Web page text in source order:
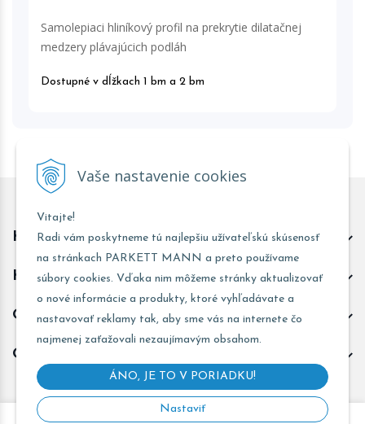
Vaše nastavenie cookies
Vitajte!
Radi vám poskytneme tú najlepšiu užívateľskú skúsenosť
na stránkach PARKETT MANN a preto používame
súbory cookies. Vďaka nim môžeme stránky aktualizovať
o nové informácie a produkty, ktoré vyhľadávate a
nastavovať reklamy tak, aby sme vás na internete čo
najmenej zaťažovali nezaujímavým obsahom.
ÁNO, JE TO V PORIADKU!
Nastaviť
Samolepiaci hliníkový profil na prekrytie dilatačnej
medzery plávajúcich podláh
Dostupné v dĺžkach 1 bm a 2 bm
Kontakt predajňa Trnava
Kontakt predajňa Žarnovica
Obchodné informácie
Odoberať novinky